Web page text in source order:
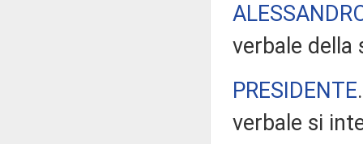
verbale della
PRESIDENTE
verbale si